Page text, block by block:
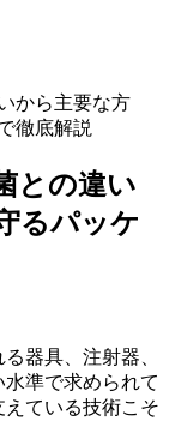
から主要な方
徹底解説
との違い
るパッケ
器具、注射器、
準で求められて
ている技術こそ